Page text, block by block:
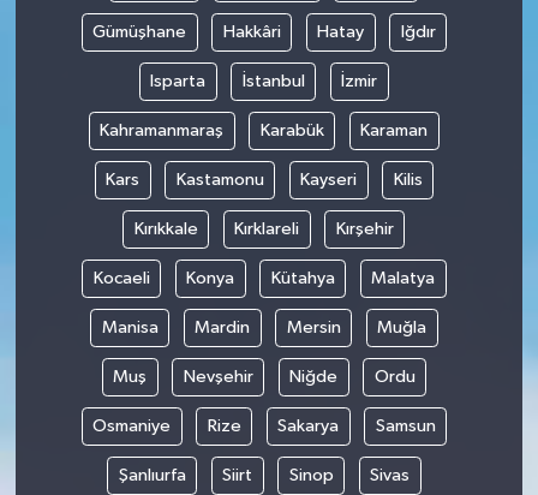
Gümüşhane Hakkâri Hatay Iğdır
Isparta İstanbul İzmir
Kahramanmaraş Karabük Karaman
Kars Kastamonu Kayseri Kilis
Kırıkkale Kırklareli Kırşehir
Kocaeli Konya Kütahya Malatya
Manisa Mardin Mersin Muğla
Muş Nevşehir Niğde Ordu
Osmaniye Rize Sakarya Samsun
Şanlıurfa Siirt Sinop Sivas